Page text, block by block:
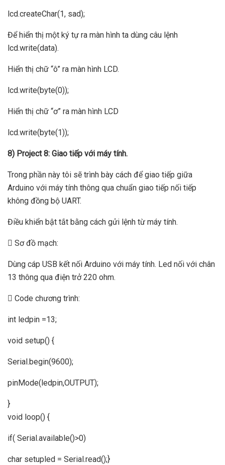
lcd.createChar(1, sad);
Để hiển thị một ký tự ra màn hình ta dùng câu lệnh
lcd.write(data).
Hiển thị chữ “ô” ra màn hình LCD.
lcd.write(byte(0));
Hiển thị chữ “ơ” ra màn hình LCD
lcd.write(byte(1));
8) Project 8: Giao tiếp với máy tính.
Trong phần này tôi sẽ trình bày cách để giao tiếp giữa
Arduino với máy tính thông qua chuẩn giao tiếp nối tiếp
không đồng bộ UART.
Điều khiển bật tắt bằng cách gửi lệnh từ máy tính.
 Sơ đồ mạch:
Dùng cáp USB kết nối Arduino với máy tính. Led nối với chân
13 thông qua điện trở 220 ohm.
 Code chương trình:
int ledpin =13;
void setup() {
Serial.begin(9600);
pinMode(ledpin,OUTPUT);
}
void loop() {
if( Serial.available()>0)
char setupled = Serial.read();}